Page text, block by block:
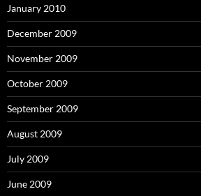
January 2010
December 2009
November 2009
October 2009
September 2009
August 2009
July 2009
June 2009